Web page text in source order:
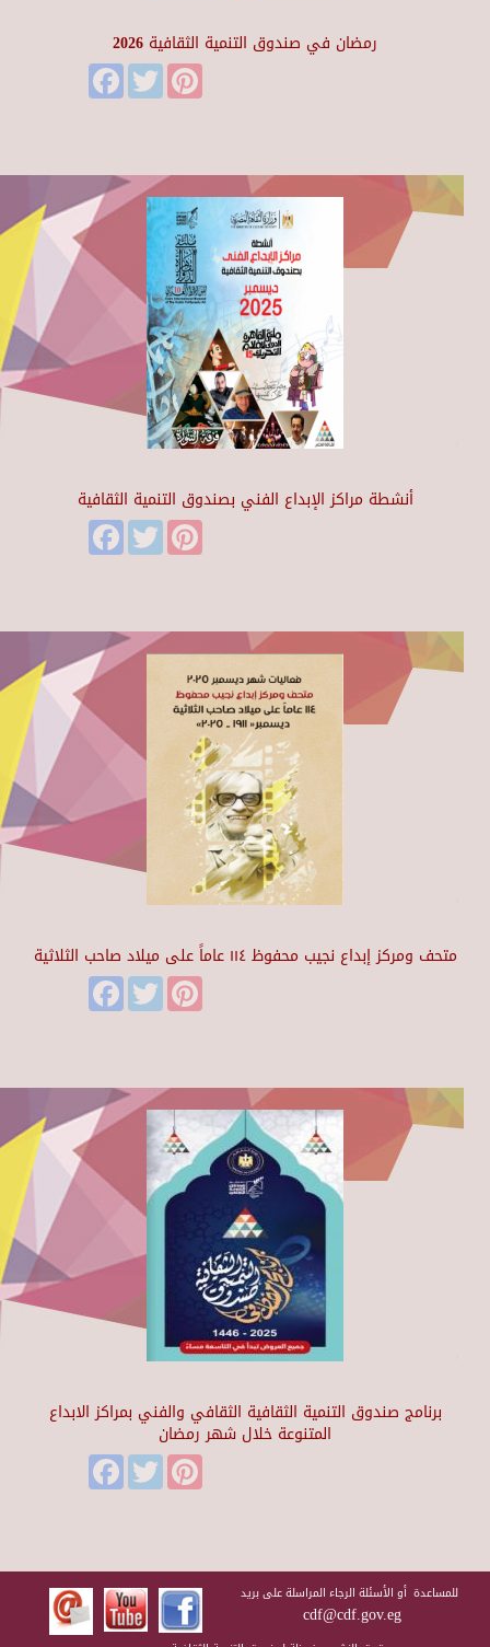
رمضان في صندوق التنمية الثقافية 2026
FacebookTwitter
أنشطة مراكز الإبداع الفني بصندوق التنمية الثقافية
FacebookTwitter
متحف ومركز إبداع نجيب محفوظ ١١٤ عاماً على ميلاد صاحب الثلاثية
FacebookTwitter
برنامج صندوق التنمية الثقافية الثقافي والفني بمراكز الابداع
المتنوعة خلال شهر رمضان
FacebookTwitter
للمساعدة أو الأسئلة الرجاء المراسلة على بريد
cdf@cdf.gov.eg